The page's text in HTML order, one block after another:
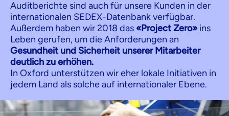
Auditberichte sind auch für unsere Kunden in der
internationalen SEDEX-Datenbank verfügbar.
Außerdem haben wir 2018 das «Project Zero» ins
Leben gerufen, um die Anforderungen an
Gesundheit und Sicherheit unserer Mitarbeiter
deutlich zu erhöhen.
In Oxford unterstützen wir eher lokale Initiativen in
jedem Land als solche auf internationaler Ebene.